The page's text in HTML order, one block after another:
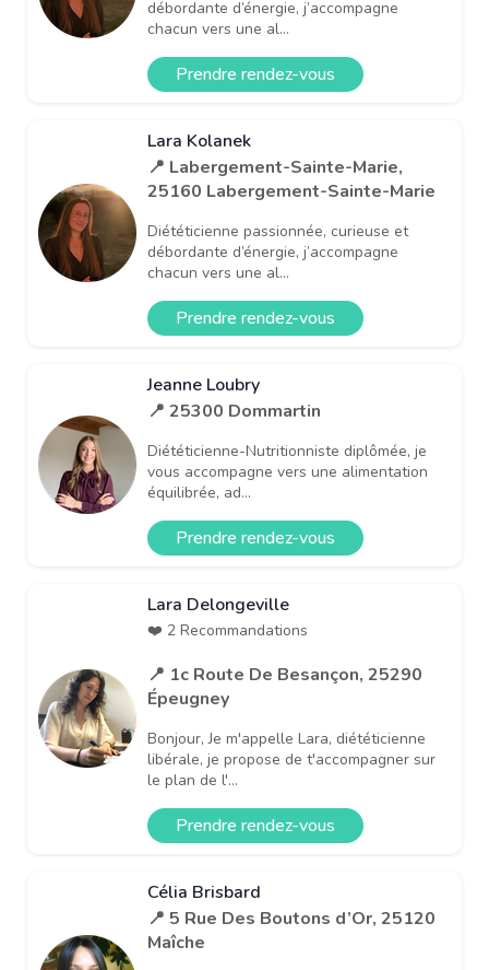
débordante d’énergie, j’accompagne
chacun vers une al...
Prendre rendez-vous
Lara Kolanek
📍 Labergement-Sainte-Marie,
25160 Labergement-Sainte-Marie
Diététicienne passionnée, curieuse et
débordante d’énergie, j’accompagne
chacun vers une al...
Prendre rendez-vous
Jeanne Loubry
📍 25300 Dommartin
Diététicienne-Nutritionniste diplômée, je
vous accompagne vers une alimentation
équilibrée, ad...
Prendre rendez-vous
Lara Delongeville
❤️ 2 Recommandations
📍 1c Route De Besançon, 25290
Épeugney
Bonjour, Je m'appelle Lara, diététicienne
libérale, je propose de t'accompagner sur
le plan de l'...
Prendre rendez-vous
Célia Brisbard
📍 5 Rue Des Boutons d’Or, 25120
Maîche